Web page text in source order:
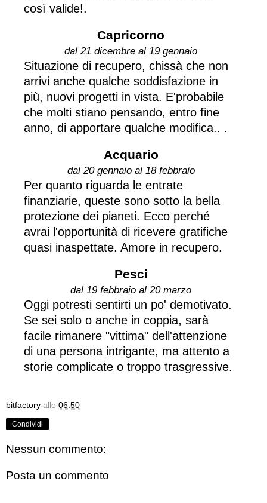
così valide!.
Capricorno
dal 21 dicembre al 19 gennaio
Situazione di recupero, chissà che non
arrivi anche qualche soddisfazione in
più, nuovi progetti in vista. E'probabile
che molti stiano pensando, entro fine
anno, di apportare qualche modifica.. .
Acquario
dal 20 gennaio al 18 febbraio
Per quanto riguarda le entrate
finanziarie, queste sono sotto la bella
protezione dei pianeti. Ecco perché
avrai l'opportunità di ricevere gratifiche
quasi inaspettate. Amore in recupero.
Pesci
dal 19 febbraio al 20 marzo
Oggi potresti sentirti un po' demotivato.
Se sei solo o anche in coppia, sarà
facile rimanere "vittima" dell'attenzione
di una persona intrigante, ma attento a
storie complicate o troppo trasgressive.
bitfactory alle 06:50
Condividi
Nessun commento:
Posta un commento